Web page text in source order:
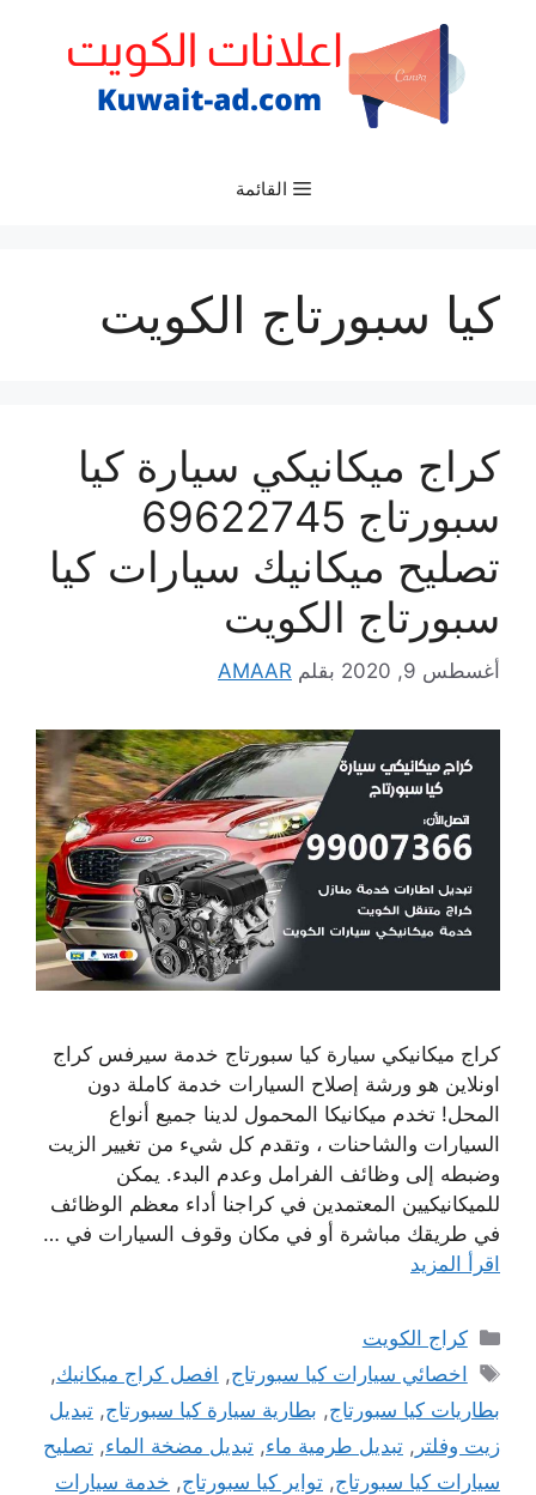
القائمة
كيا سبورتاج الكويت
كراج ميكانيكي سيارة كيا
سبورتاج 69622745
تصليح ميكانيك سيارات كيا
سبورتاج الكويت
أغسطس 9, 2020 بقلم AMAAR
كراج ميكانيكي سيارة كيا سبورتاج خدمة سيرفس كراج
اونلاين هو ورشة إصلاح السيارات خدمة كاملة دون
المحل! تخدم ميكانيكا المحمول لدينا جميع أنواع
السيارات والشاحنات ، وتقدم كل شيء من تغيير الزيت
وضبطه إلى وظائف الفرامل وعدم البدء. يمكن
للميكانيكيين المعتمدين في كراجنا أداء معظم الوظائف
في طريقك مباشرة أو في مكان وقوف السيارات في …
اقرأ المزيد
التصنيفات
كراج الكويت
الوسوم
اخصائي سيارات كيا سبورتاج, افصل كراج ميكانيك,
بطاريات كيا سبورتاج, بطارية سيارة كيا سبورتاج, تبديل
زيت وفلتر , تبديل طرمية ماء, تبديل مضخة الماء, تصليح
سيارات كيا سبورتاج, تواير كيا سبورتاج, خدمة سيارات